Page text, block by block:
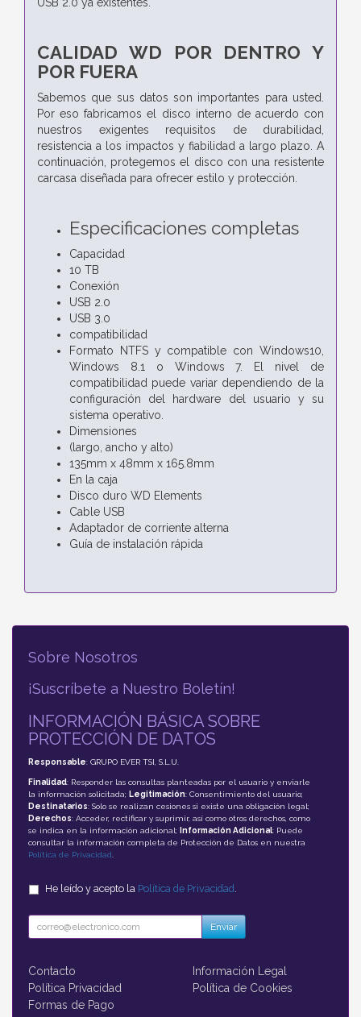
CALIDAD WD POR DENTRO Y
POR FUERA
Sabemos que sus datos son importantes para usted.
Por eso fabricamos el disco interno de acuerdo con
nuestros exigentes requisitos de durabilidad,
resistencia a los impactos y fiabilidad a largo plazo. A
continuación, protegemos el disco con una resistente
carcasa diseñada para ofrecer estilo y protección.
Especificaciones completas
Capacidad
10 TB
Conexión
USB 2.0
USB 3.0
compatibilidad
Formato NTFS y compatible con Windows10,
Windows 8.1 o Windows 7. El nivel de
compatibilidad puede variar dependiendo de la
configuración del hardware del usuario y su
sistema operativo.
Dimensiones
(largo, ancho y alto)
135mm x 48mm x 165.8mm
En la caja
Disco duro WD Elements
Cable USB
Adaptador de corriente alterna
Guía de instalación rápida
Sobre Nosotros
¡Suscríbete a Nuestro Boletín!
INFORMACIÓN BÁSICA SOBRE
PROTECCIÓN DE DATOS
Responsable: GRUPO EVER TSI, S.L.U.
Finalidad: Responder las consultas planteadas por el usuario y enviarle
la información solicitada; Legitimación: Consentimiento del usuario;
Destinatarios: Solo se realizan cesiones si existe una obligación legal;
Derechos: Acceder, rectificar y suprimir, así como otros derechos, como
se indica en la información adicional;
Información Adicional: Puede
consultar la información completa de Protección de Datos en nuestra
Política de Privacidad
He leído y acepto la Política de Privacidad
Enviar
Contacto
Información Legal
Política Privacidad
Política de Cookies
Formas de Pago